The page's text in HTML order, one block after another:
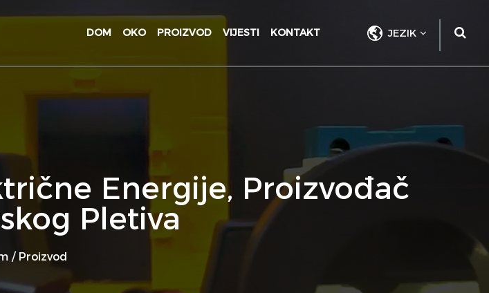
JEZIK
DOM OKO PROIZVOD VIJESTI KONTAKT
Energije, Proizvođač
Pletiva
/ Proizvod